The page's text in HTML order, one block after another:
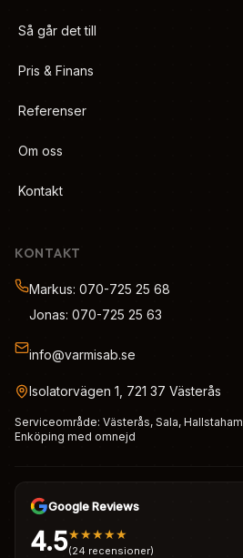
Så går det till
Pris & Finans
Referenser
Om oss
Kontakt
KONTAKT
Markus: 070-725 25 68
Jonas: 070-725 25 63
info@varmisab.se
Isolatorvägen 1, 721 37 Västerås
Serviceområde: Västerås, Sala,
Enköping med omnejd
Google Reviews
4.5★★★★★
(24 recensioner)